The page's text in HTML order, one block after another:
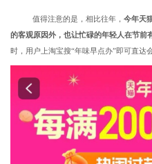
值得注意的是，相比往年， 今年天
的客观原因外，也让忙碌的年轻人在节前
时，用户上淘宝搜“年味早点办”即可直达